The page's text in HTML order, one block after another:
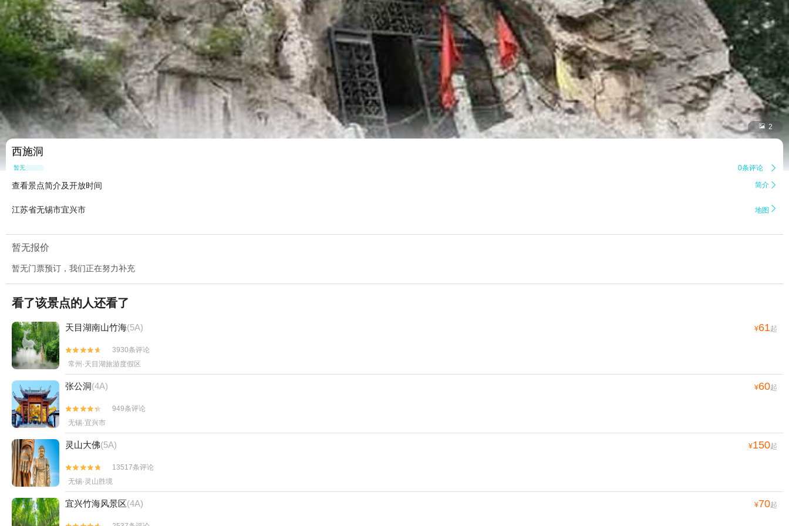
 2
西施洞
暂无点评 0条评论 
查看景点简介及开放时间 简介 
江苏省无锡市宜兴市 地图 
暂无报价
暂无门票预订，我们正在努力补充
看了该景点的人还看了
天目湖南山竹海(5A) ¥61起


3930条评论
常州·天目湖旅游度假区
张公洞(4A) ¥60起


949条评论
无锡·宜兴市
灵山大佛(5A) ¥150起


13517条评论
无锡·灵山胜境
宜兴竹海风景区(4A) ¥70起